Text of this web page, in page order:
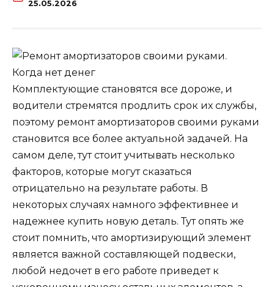
25.05.2026
Комплектующие становятся все дороже, и
водители стремятся продлить срок их службы,
поэтому ремонт амортизаторов своими руками
становится все более актуальной задачей. На
самом деле, тут стоит учитывать несколько
факторов, которые могут сказаться
отрицательно на результате работы. В
некоторых случаях намного эффективнее и
надежнее купить новую деталь. Тут опять же
стоит помнить, что амортизирующий элемент
является важной составляющей подвески,
любой недочет в его работе приведет к